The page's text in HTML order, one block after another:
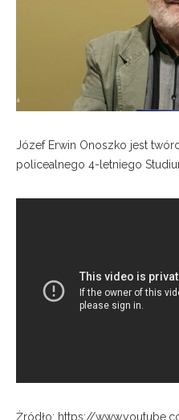
Józef Erwin Onoszko jest
policealnego 4-letniego
Żródło: https://